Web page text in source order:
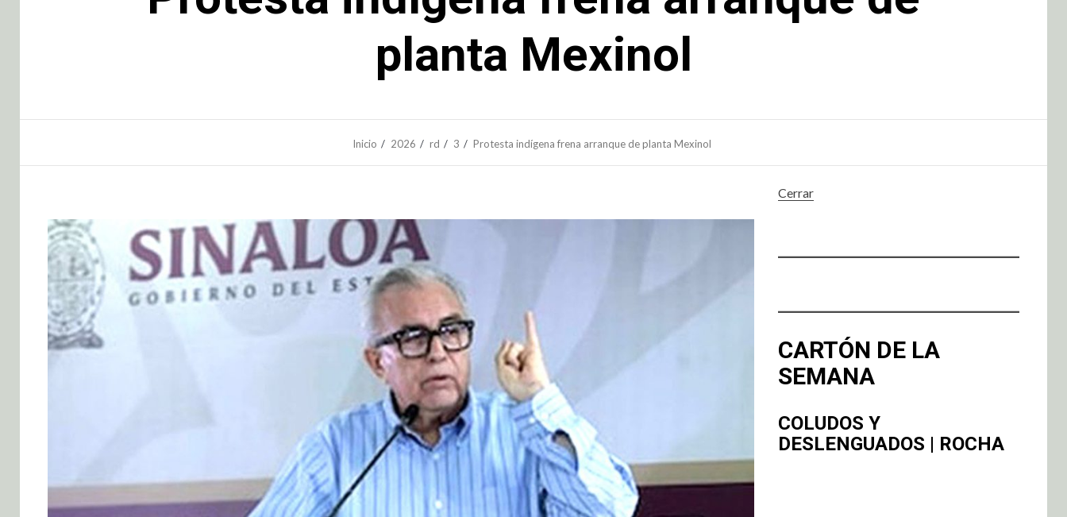
planta Mexinol
Inicio 2026 rd 3 Protesta indígena frena arranque de planta Mexinol
Cerrar
CARTÓN DE LA
SEMANA
COLUDOS Y
DESLENGUADOS | ROCHA